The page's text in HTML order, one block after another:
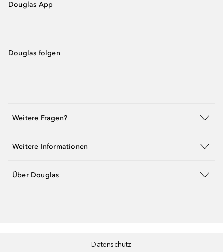
Douglas App
Douglas folgen
Weitere Fragen?
Weitere Informationen
Über Douglas
Datenschutz